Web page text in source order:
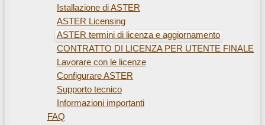
Istallazione di ASTER
ASTER Licensing
ASTER termini di licenza e aggiornamento
CONTRATTO DI LICENZA PER UTENTE FINALE
Lavorare con le licenze
Configurare ASTER
Supporto tecnico
Informazioni importanti
FAQ